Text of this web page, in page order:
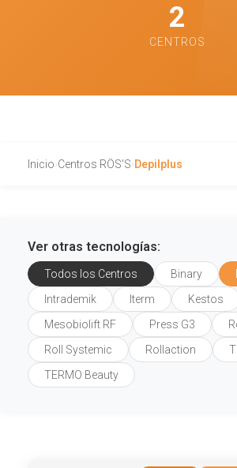
2
CENTROS
Inicio›Centros RÖS'S›Depilplus
Ver otras tecnologías:
Todos los Centros Binary
Intrademik
Iterm
Kestos
Mesobiolift RF
Press G3
Roll Systemic
Rollaction
TERMO Beauty